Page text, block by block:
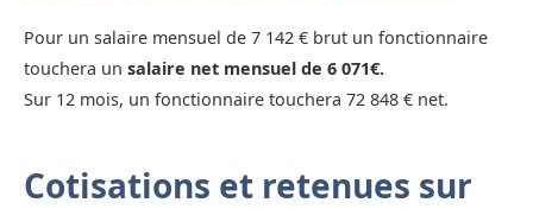
Pour un salaire mensuel de 7 142 € brut un fonctionnaire
touchera un salaire net mensuel de 6 071€.
Sur 12 mois, un fonctionnaire touchera 72 848 € net.
Cotisations et retenues sur